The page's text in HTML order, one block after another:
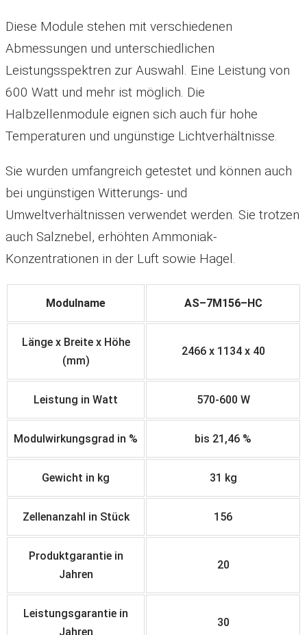
Diese Module stehen mit verschiedenen
Abmessungen und unterschiedlichen
Leistungsspektren zur Auswahl. Eine Leistung von
600 Watt und mehr ist möglich. Die
Halbzellenmodule eignen sich auch für hohe
Temperaturen und ungünstige Lichtverhältnisse.
Sie wurden umfangreich getestet und können auch
bei ungünstigen Witterungs- und
Umweltverhältnissen verwendet werden. Sie trotzen
auch Salznebel, erhöhten Ammoniak-
Konzentrationen in der Luft sowie Hagel.
Modulname AS–7M156–HC
Länge x Breite x Höhe
(mm)
2466 x 1 1 34 x 40
Leistung in Watt 570-600 W
Modulwirkungsgrad in % bis 21,46 %
Gewicht in kg 31 kg
Zellenanzahl in Stück 156
Produktgarantie in
Jahren
20
Leistungsgarantie in
Jahren
30